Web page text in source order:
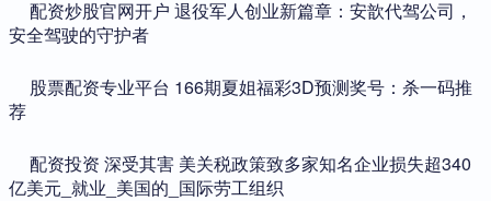
​配资炒股官网开户 退役军人创业新篇章：安歆代驾公司，
安全驾驶的守护者
​股票配资专业平台 166期夏姐福彩3D预测奖号：杀一码推
荐
​配资投资 深受其害 美关税政策致多家知名企业损失超340
亿美元_就业_美国的_国际劳工组织